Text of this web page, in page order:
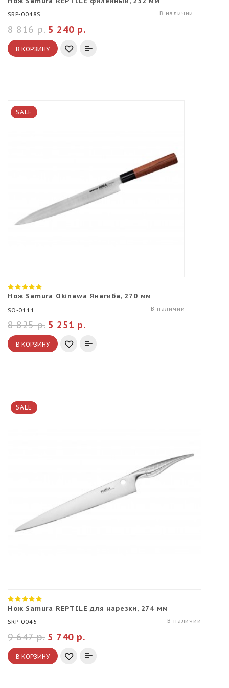
SRP-0048S В наличии
5 240 р.
8 816 р.
В КОРЗИНУ
SALE
Нож Samura Okinawa Янагиба, 270 мм
SO-0111 В наличии
5 251 р.
8 825 р.
В КОРЗИНУ
SALE
Нож Samura REPTILE для нарезки, 274 мм
SRP-0045 В наличии
5 740 р.
9 647 р.
В КОРЗИНУ